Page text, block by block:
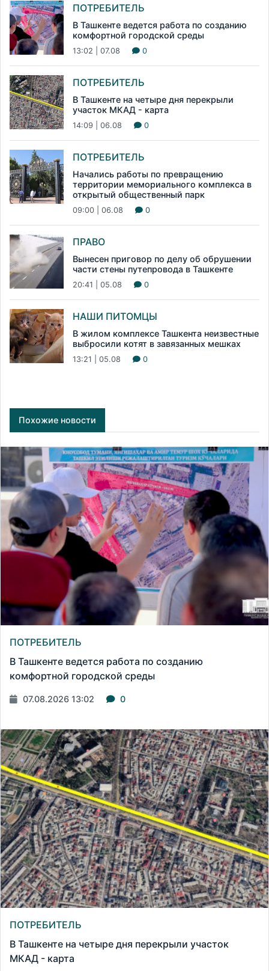
ПОТРЕБИТЕЛЬ
В Ташкенте ведется работа по созданию
комфортной городской среды
13:02 | 07.08 0
ПОТРЕБИТЕЛЬ
В Ташкенте на четыре дня перекрыли
участок МКАД - карта
14:09 | 06.08 0
ПОТРЕБИТЕЛЬ
Начались работы по превращению
территории мемориального комплекса в
открытый общественный парк
09:00 | 06.08 0
ПРАВО
Вынесен приговор по делу об обрушении
части стены путепровода в Ташкенте
20:41 | 05.08 0
НАШИ ПИТОМЦЫ
В жилом комплексе Ташкента неизвестные
выбросили котят в завязанных мешках
13:21 | 05.08 0
Похожие новости
ПОТРЕБИТЕЛЬ
В Ташкенте ведется работа по созданию
комфортной городской среды
07.08.2026 13:02 0
ПОТРЕБИТЕЛЬ
В Ташкенте на четыре дня перекрыли участок
МКАД - карта